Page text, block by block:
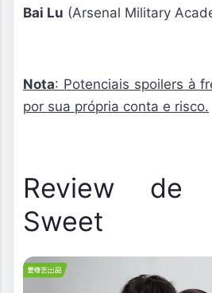
Bai Lu (Arsenal Military
Nota: Potenciais spoilers à
por sua própria conta e risco.
Review de
Sweet